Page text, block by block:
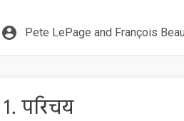
account_circle Pete LePage and François
1. परिचय